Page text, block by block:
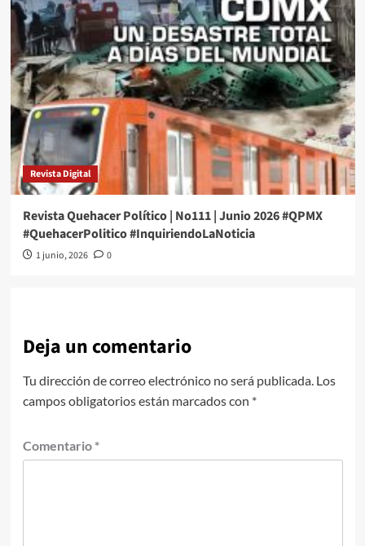
Revista Digital
Revista Quehacer Político | No111 | Junio 2026 #QPMX
#QuehacerPolitico #InquiriendoLaNoticia
1 junio, 2026 0
Deja un comentario
Tu dirección de correo electrónico no será publicada. Los
campos obligatorios están marcados con *
Comentario *